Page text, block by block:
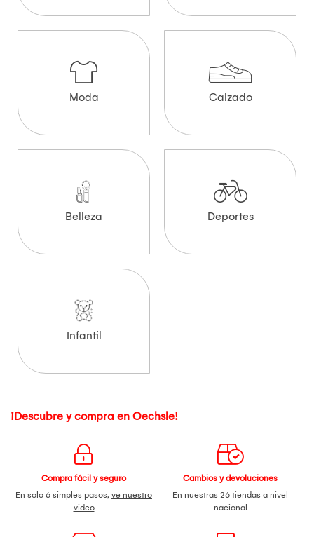
Moda Calzado
Belleza Deportes
Infantil
¡Descubre y compra en Oechsle!
Compra fácil y seguro
En solo 6 simples pasos, ve nuestro
video
Cambios y devoluciones
En nuestras 26 tiendas a nivel
nacional